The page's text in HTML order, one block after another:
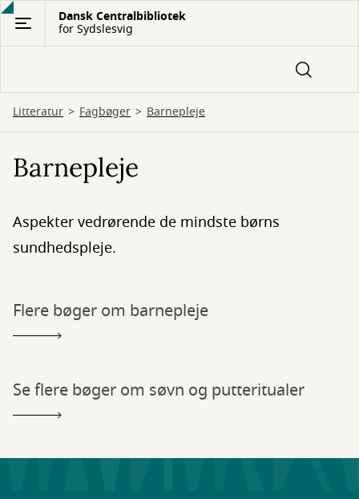
Gå
hovedindhold
Dansk Centralbibliotek
for Sydslesvig
Litteratur Fagbøger Barnepleje
Barnepleje
Aspekter vedrørende de mindste børns
sundhedspleje.
Flere bøger om barnepleje
Se flere bøger om søvn og putteritualer